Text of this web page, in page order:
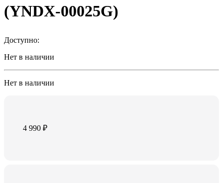
(YNDX-00025G)
Доступно:
Нет в наличии
Нет в наличии
4 990₽